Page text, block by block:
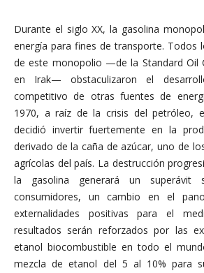
Durante el siglo XX, la gasolina
energía para fines de transporte. Todos
de este monopolio —de la Standard Oil
en Irak— obstaculizaron el
competitivo de otras fuentes de
1970, a raíz de la crisis del petróleo,
decidió invertir fuertemente en la
derivado de la caña de azúcar, uno de
agrícolas del país. La destrucción
la gasolina generará un superávit
consumidores, un cambio en el
externalidades positivas para el
resultados serán reforzados por las
etanol biocombustible en todo el
mezcla de etanol del 5 al 10% para